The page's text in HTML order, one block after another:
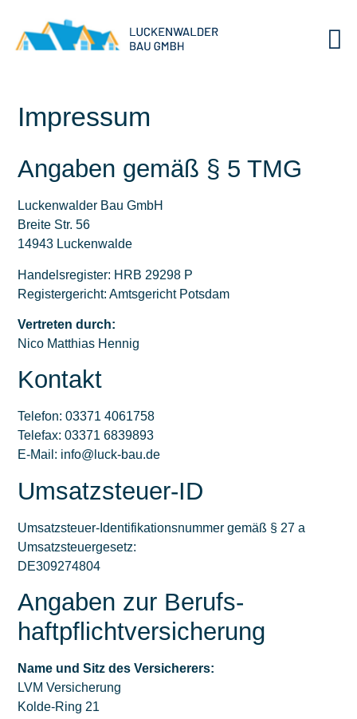
Impressum
Angaben gemäß § 5 TMG
Luckenwalder Bau GmbH
Breite Str. 56
14943 Luckenwalde
Handelsregister: HRB 29298 P
Registergericht: Amtsgericht Potsdam
Vertreten durch:
Nico Matthias Hennig
Kontakt
Telefon: 03371 4061758
Telefax: 03371 6839893
E-Mail: info@luck-bau.de
Umsatzsteuer-ID
Umsatzsteuer-Identifikationsnummer gemäß § 27 a
Umsatzsteuergesetz:
DE309274804
Angaben zur Berufs­
haftpflicht­versicherung
Name und Sitz des Versicherers:
LVM Versicherung
Kolde-Ring 21